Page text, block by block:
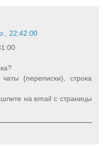
22:42:00
(переписки), строка
на email с страницы